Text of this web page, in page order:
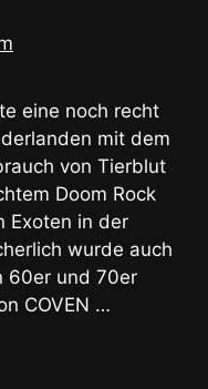
eine noch recht
mit dem
von Tierblut
Doom Rock
Exoten in der
wurde auch
60er und 70er
COVEN …